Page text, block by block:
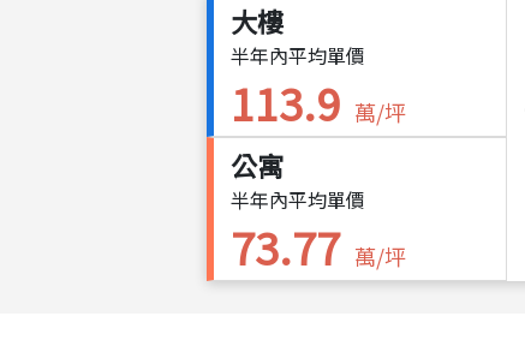
大樓
半年內平均單價
113.9 萬/坪
公寓
半年內平均單價
73.77 萬/坪